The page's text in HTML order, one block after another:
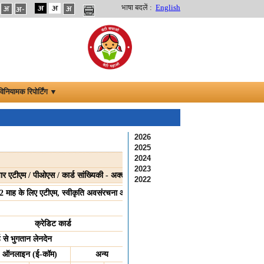
भाषा बदलें : English
रिपोर्टिंग ▼
एटीएम / पीओएस / कार्ड सांख्यिकी - अक्तूबर 2022
के लिए एटीएम, स्वीकृति अवसंरचना और कार्ड सांख्यिकी
क्रेडिट कार्ड
से भुगतान लेनदेन
ऑनलाइन (ई-कॉम) अन्य
2026
2025
2024
2023
2022